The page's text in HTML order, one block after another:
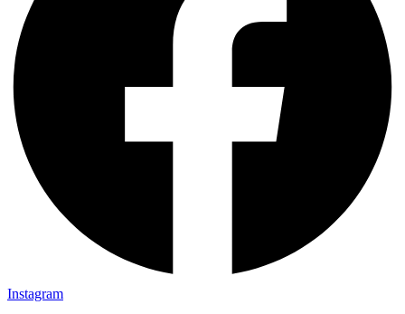
Instagram